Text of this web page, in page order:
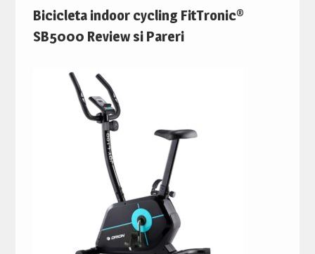
Bicicleta indoor cycling FitTronic®
SB5000 Review si Pareri